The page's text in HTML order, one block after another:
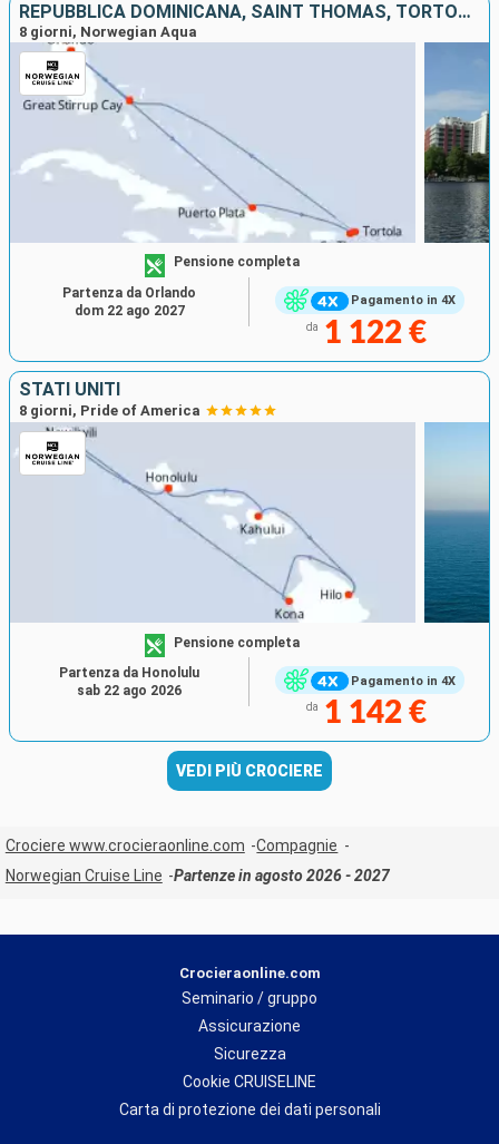
REPUBBLICA DOMINICANA, SAINT THOMAS, TORTOLA, BAHAMAS, STATI UNITI
8 giorni, Norwegian Aqua
Pagamento in 4X
Pensione completa
da 1 122 €
Partenza da Orlando
dom 22 ago 2027
STATI UNITI
8 giorni, Pride of America
Pagamento in 4X
Pensione completa
da 1 142 €
Partenza da Honolulu
sab 22 ago 2026
VEDI PIÙ CROCIERE
Crociere www.crocieraonline.com
Compagnie
Norwegian Cruise Line
Partenze in agosto 2026 - 2027
Crocieraonline.com
Seminario / gruppo
Assicurazione
Sicurezza
Cookie CRUISELINE
Carta di protezione dei dati personali